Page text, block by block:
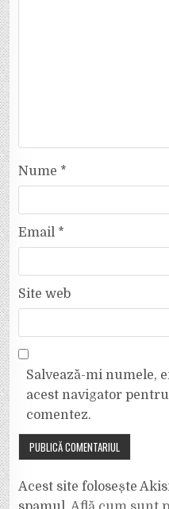
Nume *
Email *
Site web
Salvează-mi numele,
acest navigator
comentez.
Acest site folosește